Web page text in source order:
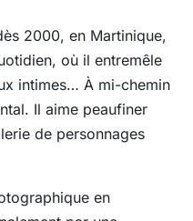
2000, en Martinique,
où il entremêle
intimes… À mi-chemin
Il aime peaufiner
de personnages
en